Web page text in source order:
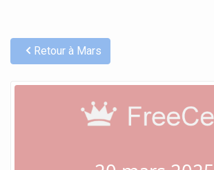
Retour à Mars